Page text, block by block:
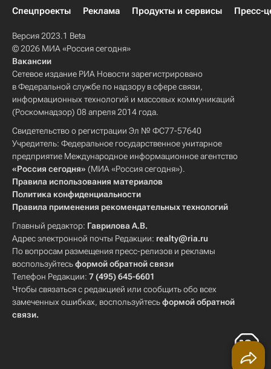
Спецпроекты
Реклама Продукты и сервисы Пресс-
Версия 2023.1 Beta
© 2026 МИА «Россия сегодня»
Вакансии
Сетевое издание РИА Новости зарегистрировано
в Федеральной службе по надзору в сфере связи,
информационных технологий и массовых коммуникаций
(Роскомнадзор) 08 апреля 2014 года.
Свидетельство о регистрации Эл № ФС77-57640
Учредитель: Федеральное государственное унитарное
предприятие Международное информационное агентство
«Россия сегодня» (МИА «Россия сегодня»).
Правила использования материалов
Политика конфиденциальности
Правила применения рекомендательных технологий
Главный редактор: Гаврилова А.В.
Адрес электронной почты Редакции: realty@ria.ru
По вопросам размещения пресс-релизов и рекламы
воспользуйтесьформой обратной связи
Телефон Редакции: 7 (495) 645-6601
Чтобы связаться с редакцией или сообщить обо всех
замеченных ошибках, воспользуйтесьформой обратной
связи.